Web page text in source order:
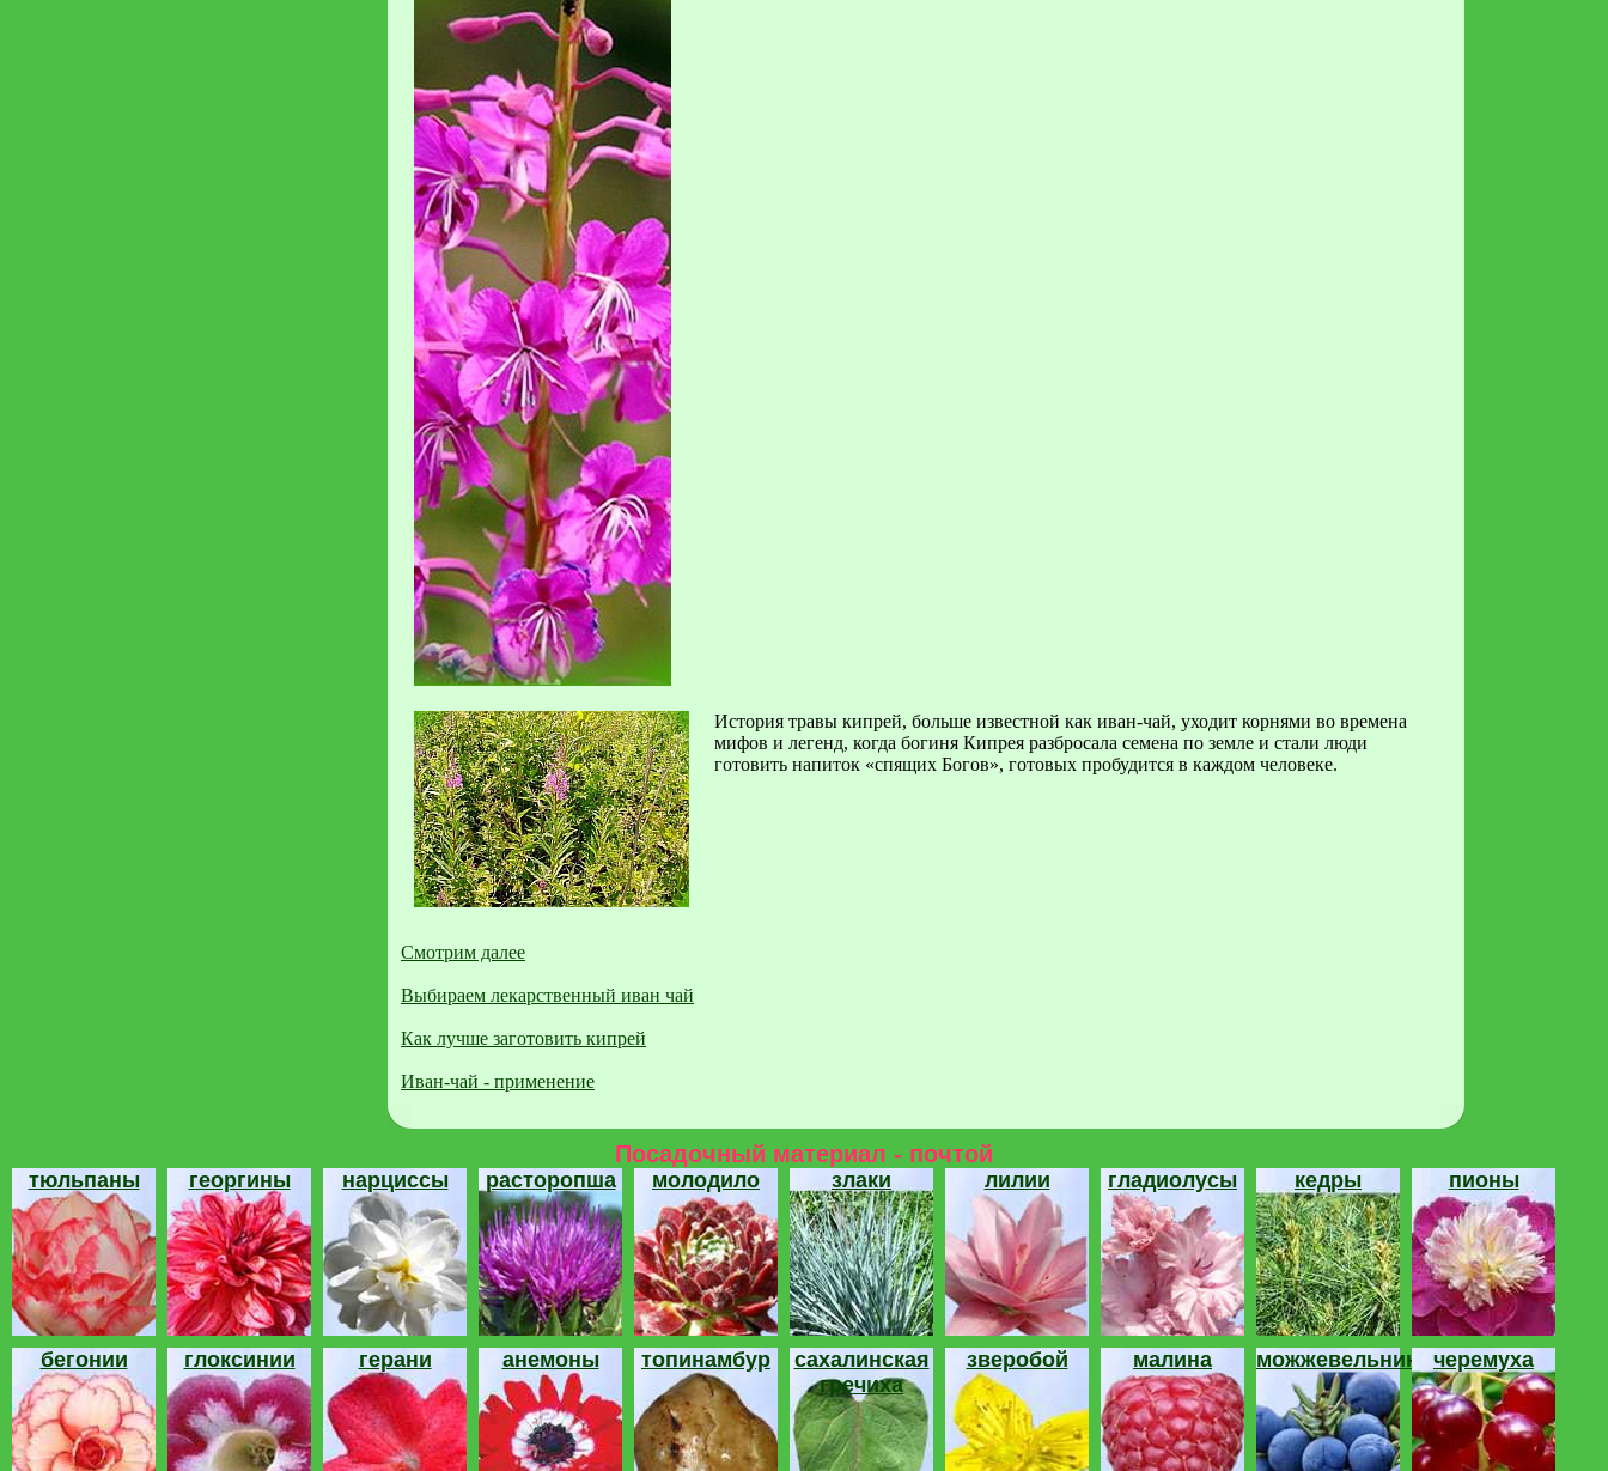
История травы кипрей, больше известной как иван-чай, уходит корнями во времена
мифов и легенд, когда богиня Кипрея разбросала семена по земле и стали люди
готовить напиток «спящих Богов», готовых пробудится в каждом человеке.
Смотрим далее
Выбираем лекарственный иван чай
Как лучше заготовить кипрей
Иван-чай - применение
Посадочный материал - почтой
тюльпаны георгины нарциссы расторопша молодило злаки лилии гладиолусы кедры пионы
бегонии глоксинии герани анемоны топинамбур
сахалинская
гречиха
зверобой малина можжевельник черемуха